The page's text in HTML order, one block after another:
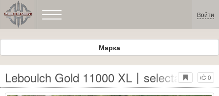
Войти
Марка
0
Leboulch Gold 11000 XL〡selectable